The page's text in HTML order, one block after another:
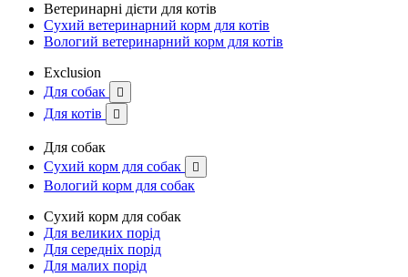
Ветеринарні дієти для котів
Сухий ветеринарний корм для котів
Вологий ветеринарний корм для котів
Exclusion
Для собак

Для котів 
Для собак
Сухий корм для собак

Вологий корм для собак
Сухий корм для собак
Для великих порід
Для середніх порід
Для малих порід